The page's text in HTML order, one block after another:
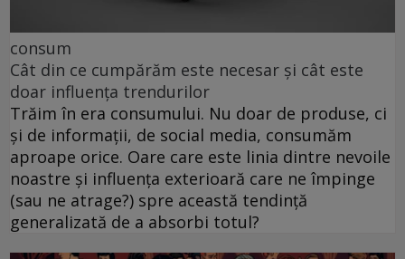
consum
Cât din ce cumpărăm este necesar și cât este
doar influența trendurilor
Trăim în era consumului. Nu doar de produse, ci
și de informații, de social media, consumăm
aproape orice. Oare care este linia dintre nevoile
noastre și influența exterioară care ne împinge
(sau ne atrage?) spre această tendință
generalizată de a absorbi totul?